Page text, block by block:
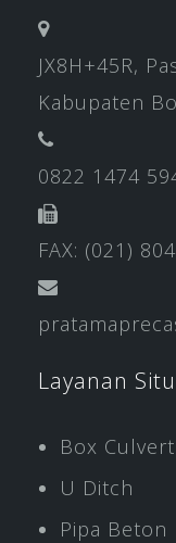
JX8H+45R,
Kabupaten
0822 1474
FAX: (021)
Layanan
Box Culvert
U Ditch
Pipa Beton